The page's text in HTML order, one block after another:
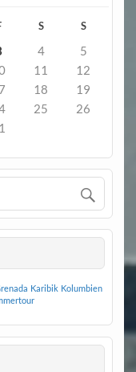
S S
4
5
11
12
18
19
25
26
Karibik Kolumbien